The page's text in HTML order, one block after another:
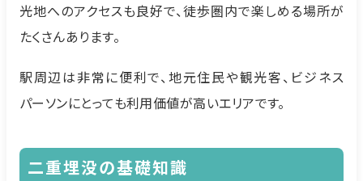
光地へのアクセスも良好で、徒歩圏内で楽しめる場所が
たくさんあります。
駅周辺は非常に便利で、地元住民や観光客、ビジネス
パーソンにとっても利用価値が高いエリアです。
二重埋没の基礎知識